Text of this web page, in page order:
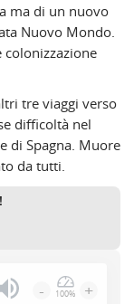
ma di un nuovo
Nuovo Mondo.
tre viaggi verso
difficoltà nel
di Spagna. Muore
da tutti.
- 100% +